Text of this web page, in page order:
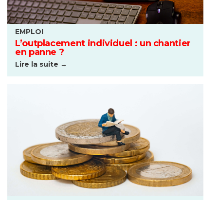
EMPLOI
L’outplacement individuel : un chantier
en panne ?
Lire la suite →